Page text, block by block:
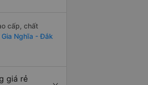
cấp, chất
Gia Nghĩa - Đắk
giá rẻ